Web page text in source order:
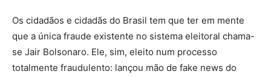
Os cidadãos e cidadãs do Brasil tem que ter em mente
que a única fraude existente no sistema eleitoral chama-
se Jair Bolsonaro. Ele, sim, eleito num processo
totalmente fraudulento: lançou mão de fake news do